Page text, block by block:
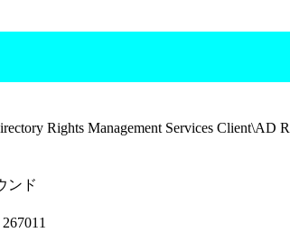
Rights Management Services Client\AD
ンド